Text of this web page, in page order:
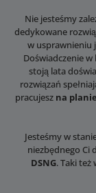
Nie jesteśmy
dedykowane
w usprawnieniu
Doświadczenie
stoją lata
rozwiązań
pracujesz na planie
Jesteśmy w
niezbędnego Ci
DSNG. Taki też